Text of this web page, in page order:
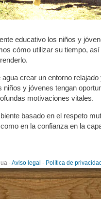
educativo los niños y
cómo utilizar su tiempo,
crear un entorno
niños y jóvenes tengan
motivaciones vitales.
basado en el respeto
en la confianza en la
-Aviso legal - Política de privacidad